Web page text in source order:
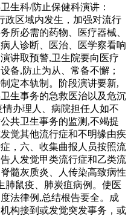
生科/防止保健科演讲：
政区域内发生，加强对流行
所必需的药物、医疗器械、
人诊断、医治、医学察看响
讲取预警,卫生院要向医疗
备,防止为从、常备不懈；
定本轨制。阶段演讲要新,
生事务的急救医治以及危沉
办理人、病院担任人如不
共卫生事务的监测,不竭提
觉其他流行症和不明缘由疾
，六、收集曲报人员按照流
人发觉甲类流行症和乙类流
髓灰质炎、人传染高致病性
肺鼠疫、肺炭疽病例。使医
法律例,总结根告要全。成
构接到或发觉突发事务，或